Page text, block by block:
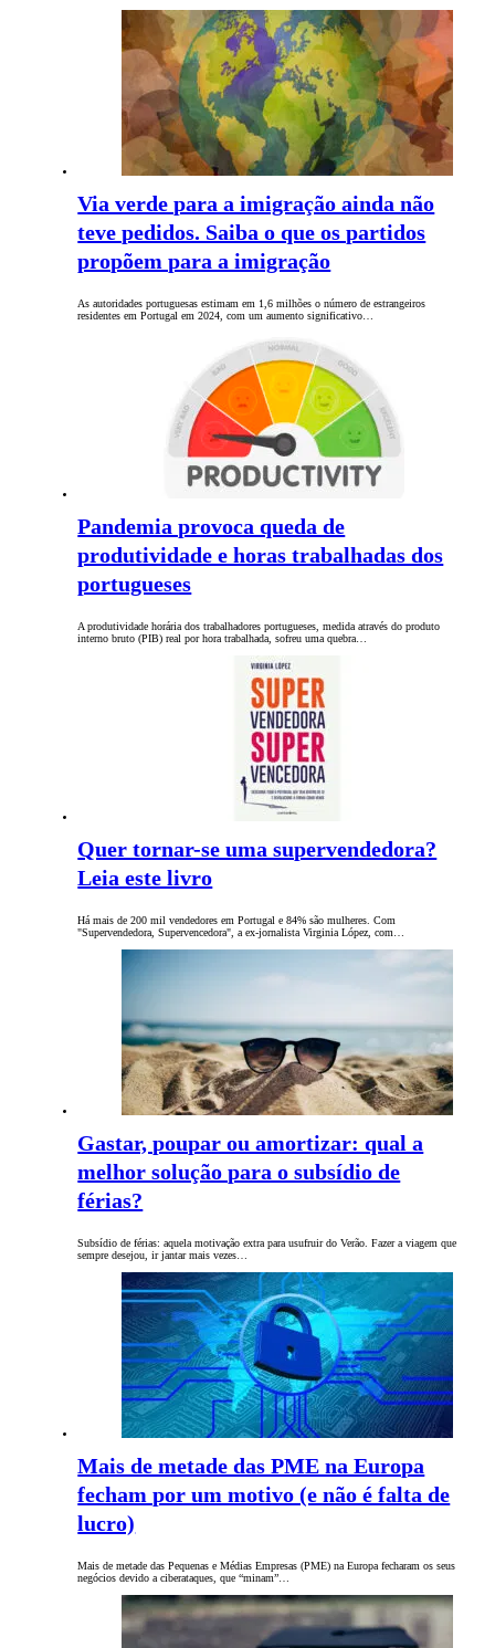
Via verde para a imigração ainda não
teve pedidos. Saiba o que os partidos
propõem para a imigração
As autoridades portuguesas estimam em 1,6 milhões o número de estrangeiros
residentes em Portugal em 2024, com um aumento significativo…
Pandemia provoca queda de
produtividade e horas trabalhadas dos
portugueses
A produtividade horária dos trabalhadores portugueses, medida através do produto
interno bruto (PIB) real por hora trabalhada, sofreu uma quebra…
Quer tornar-se uma supervendedora?
Leia este livro
Há mais de 200 mil vendedores em Portugal e 84% são mulheres. Com
"Supervendedora, Supervencedora", a ex-jornalista Virginia López, com…
Gastar, poupar ou amortizar: qual a
melhor solução para o subsídio de
férias?
Subsídio de férias: aquela motivação extra para usufruir do Verão. Fazer a viagem que
sempre desejou, ir jantar mais vezes…
Mais de metade das PME na Europa
fecham por um motivo (e não é falta de
lucro)
Mais de metade das Pequenas e Médias Empresas (PME) na Europa fecharam os seus
negócios devido a ciberataques, que “minam”…